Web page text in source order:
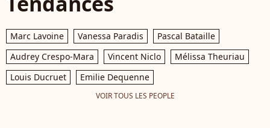
Marc Lavoine Vanessa Paradis
Pascal Bataille
Audrey Crespo-Mara
Vincent Niclo
Mélissa Theuriau
Louis Ducruet
Emilie Dequenne
VOIR TOUS LES PEOPLE